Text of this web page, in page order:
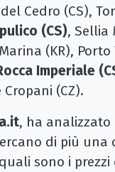
Cedro (CS),
(CS), Sellia
(KR), Porto
Imperiale
(CZ).
, ha
di più
sono i